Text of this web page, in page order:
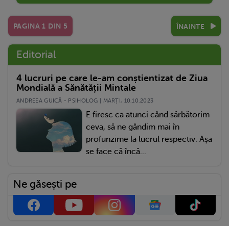
PAGINA 1 DIN 5 ÎNAINTE
Editorial
4 lucruri pe care le-am conștientizat de Ziua
Mondială a Sănătății Mintale
ANDREEA GUICĂ - PSIHOLOG | MARŢI, 10.10.2023
E firesc ca atunci când sărbătorim
ceva, să ne gândim mai în
profunzime la lucrul respectiv. Așa
se face că încă...
Ne găsești pe